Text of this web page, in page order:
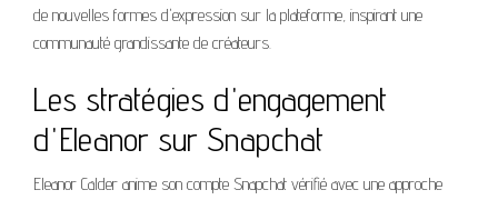
de nouvelles formes d'expression sur la plateforme, inspirant une
communauté grandissante de créateurs.
Les stratégies d'engagement
d'Eleanor sur Snapchat
Eleanor Calder anime son compte Snapchat vérifié avec une approche